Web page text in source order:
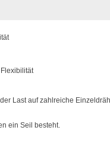
Last auf zahlreiche
ein Seil besteht.